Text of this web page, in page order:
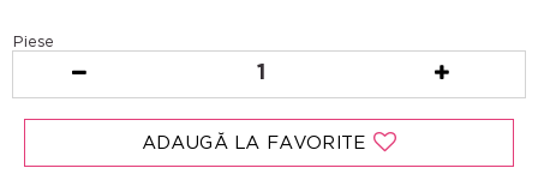
Piese
1
ADAUGĂ LA FAVORITE